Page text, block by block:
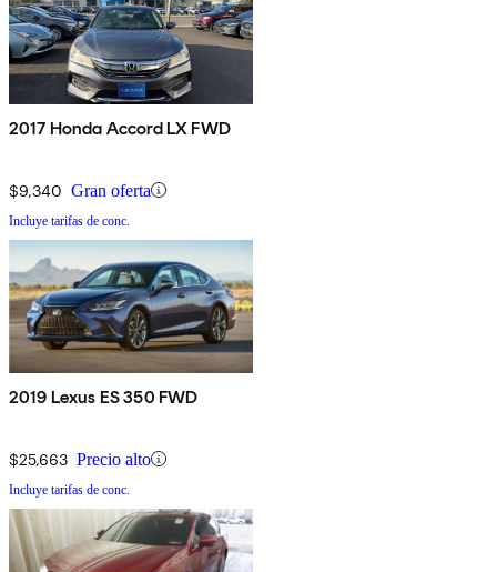
2017 Honda Accord LX FWD
$9,340 Gran oferta
Incluye tarifas de conc.
2019 Lexus ES 350 FWD
$25,663 Precio alto
Incluye tarifas de conc.